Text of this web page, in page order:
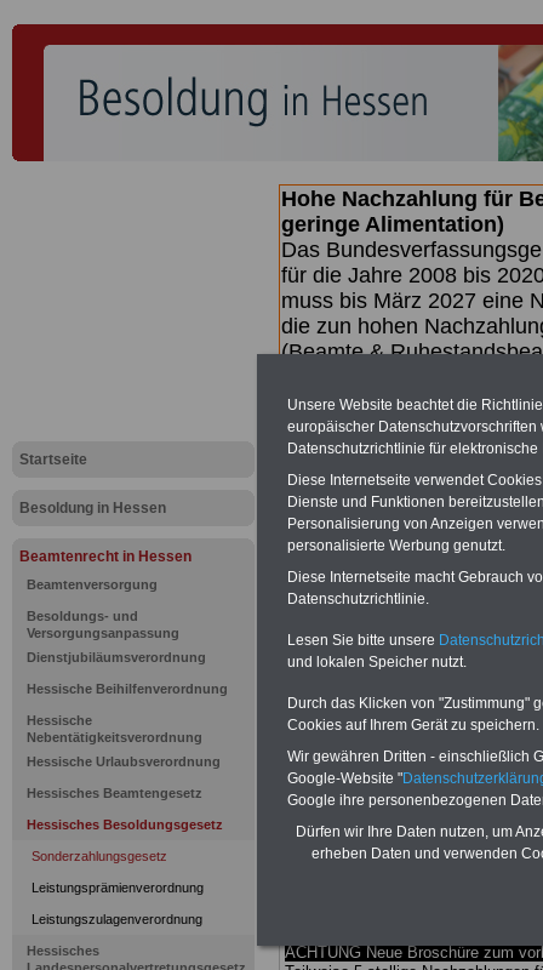
Startseite
Besoldung in Hessen
Beamtenrecht in Hessen
Beamtenversorgung
Besoldungs- und
Versorgungsanpassung
Dienstjubiläumsverordnung
Hessische Beihilfenverordnung
Hessische
Nebentätigkeitsverordnung
Hessische Urlaubsverordnung
Hessisches Beamtengesetz
Hessisches Besoldungsgesetz
Sonderzahlungsgesetz
Leistungsprämienverordnung
Leistungszulagenverordnung
Hessisches
Hohe Nachzahlung für
geringe Alimentation)
Das
für die Jahre 2008 bis
muss bis März 2027 eine
die zun hohen
(Beamte &
mind.3.000 und 13.000
hierzu eine Broschüre
des Gesetzentwurfs der
(wahrscheinlich im
Broschüre.
Hessisches
Jährlicher
BEHÖRDEN-ABOmit drei
25,00 Euro: Wissenswertes für
und Beamte, Beamten-
(Bund/Länder) sowie Beihilferecht in
Ländern. Alle drei Ratgeber sind
gegliedert und erläutern auch
ACHTUNG Neue Broschüre zum
Unsere Website beachtet die
europäischer
Datenschutzrichtlinie für
Diese Internetseite verwendet
Dienste und Funktionen
Personalisierung von Anzeigen
personalisierte Werbung genutzt.
Diese Internetseite macht Gebrauch
Datenschutzrichtlinie.
Lesen Sie bitte unsere
und lokalen Speicher nutzt.
Durch das Klicken von "Zustimmung"
Cookies auf Ihrem Gerät zu speichern.
Wir gewähren Dritten - einschließlich
Google-Website "
Google ihre personenbezogenen
Dürfen wir Ihre Daten nutzen, um
erheben Daten und verwenden